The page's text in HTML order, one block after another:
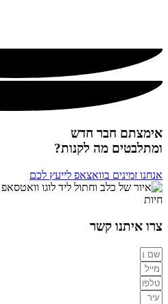
אימצתם חבר חדש
ומתלבטים מה לקנות?
אנחנו זמינים בוואצאפ לייעץ לכם
צרו איתנו קשר